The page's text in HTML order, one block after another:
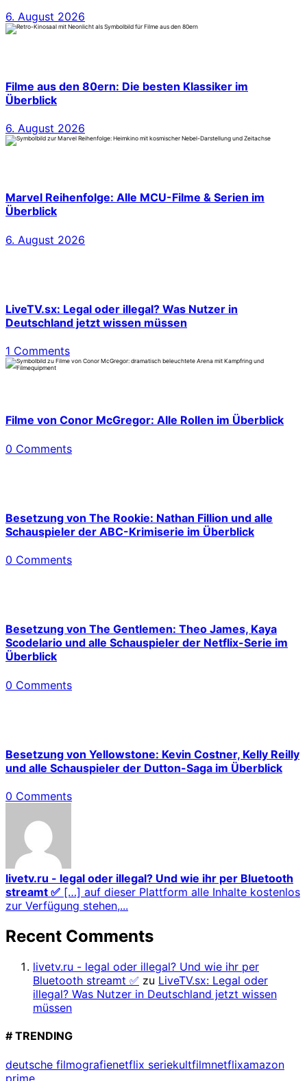
6. August 2026
Filme aus den 80ern: Die besten Klassiker im
Überblick
6. August 2026
Marvel Reihenfolge: Alle MCU-Filme & Serien im
Überblick
6. August 2026
LiveTV.sx: Legal oder illegal? Was Nutzer in
Deutschland jetzt wissen müssen
1 Comments
Filme von Conor McGregor: Alle Rollen im Überblick
0 Comments
Besetzung von The Rookie: Nathan Fillion und alle
Schauspieler der ABC-Krimiserie im Überblick
0 Comments
Besetzung von The Gentlemen: Theo James, Kaya
Scodelario und alle Schauspieler der Netflix-Serie im
Überblick
0 Comments
Besetzung von Yellowstone: Kevin Costner, Kelly Reilly
und alle Schauspieler der Dutton-Saga im Überblick
0 Comments
livetv.ru - legal oder illegal? Und wie ihr per Bluetooth
streamt ✅ […] auf dieser Plattform alle Inhalte kostenlos
zur Verfügung stehen,...
Recent Comments
livetv.ru - legal oder illegal? Und wie ihr per
Bluetooth streamt ✅ zu LiveTV.sx: Legal oder
illegal? Was Nutzer in Deutschland jetzt wissen
müssen
# TRENDING
deutsche filmografienetflix seriekultfilmnetflixamazon
prime